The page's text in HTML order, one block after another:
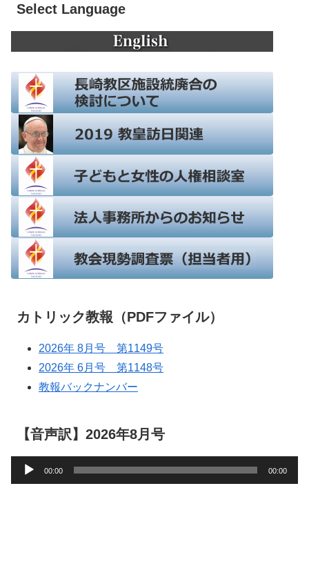
Select Language
カトリック教報（PDFファイル）
2026年 8月号 第1149号
2026年 6月号 第1148号
教報バックナンバー
【音声訳】2026年8月号
声
00:00 00:00